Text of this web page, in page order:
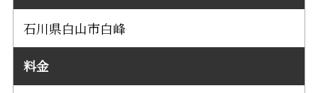
石川県白山市白峰
料金